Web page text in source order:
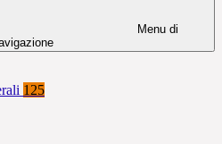
Menu di
125